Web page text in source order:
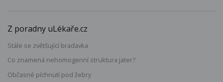
Z poradny uLékaře.cz
Stále se zvětšující bradavka
Co znamená nehomogenní struktura jater?
Občasné píchnutí pod žebry